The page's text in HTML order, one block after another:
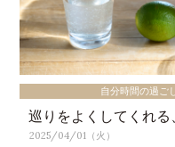
自分時間の過ご
巡りをよくしてくれ
2025/04/01（火）